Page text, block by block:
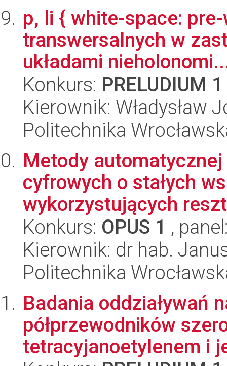
p, li { white-space:
transwersalnych w
układami
Konkurs: PRELUDIUM 1
Kierownik: Władysław
Politechnika
Metody
cyfrowych o stałych
wykorzystujących
Konkurs: OPUS 1 ,
Kierownik: dr hab.
Politechnika
Badania oddziaływań
półprzewodników
tetracyjanoetylenem i